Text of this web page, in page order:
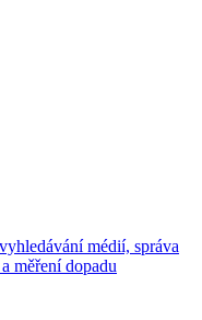
médií, správa
měření dopadu